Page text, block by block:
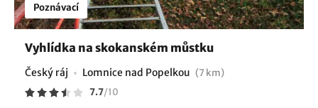
Poznávací
Vyhlídka na skokanském můstku
Český ráj Lomnice nad Popelkou (7 km)
7.7/10